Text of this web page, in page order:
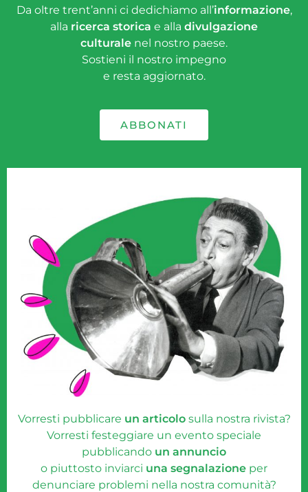
Da oltre trent’anni ci dedichiamo all’informazione,
alla ricerca storica e alla divulgazione
culturale nel nostro paese.
Sostieni il nostro impegno
e resta aggiornato.
ABBONATI
Vorresti pubblicare un articolosulla nostra rivista?
Vorresti festeggiare un evento speciale
pubblicando un annuncio
o piuttosto inviarci una segnalazione per
denunciare problemi nella nostra comunità?